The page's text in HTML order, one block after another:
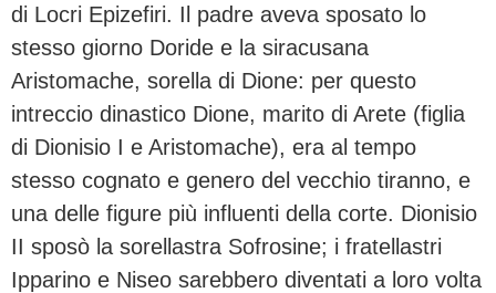
di Locri Epizefiri. Il padre aveva sposato lo
stesso giorno Doride e la siracusana
Aristomache, sorella di Dione: per questo
intreccio dinastico Dione, marito di Arete (figlia
di Dionisio I e Aristomache), era al tempo
stesso cognato e genero del vecchio tiranno, e
una delle figure più influenti della corte. Dionisio
II sposò la sorellastra Sofrosine; i fratellastri
Ipparino e Niseo sarebbero diventati a loro volta